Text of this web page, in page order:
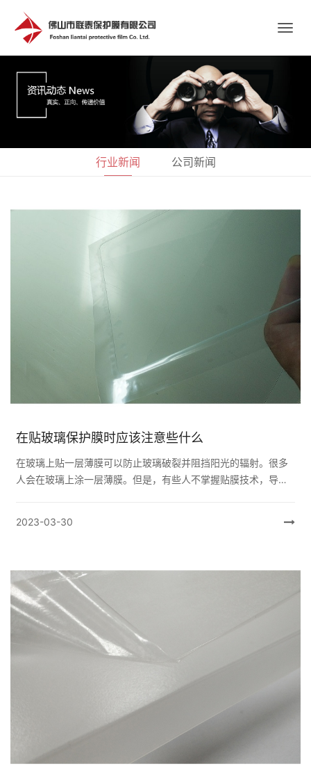
行业新闻 公司新闻
在贴玻璃保护膜时应该注意些什么
在玻璃上贴一层薄膜可以防止玻璃破裂并阻挡阳光的辐射。很多
人会在玻璃上涂一层薄膜。但是，有些人不掌握贴膜技术，导致
2023-03-30